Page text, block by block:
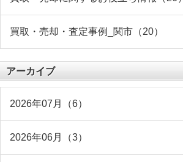
買取・売却・査定事例_関市（20）
アーカイブ
2026年07月（6）
2026年06月（3）